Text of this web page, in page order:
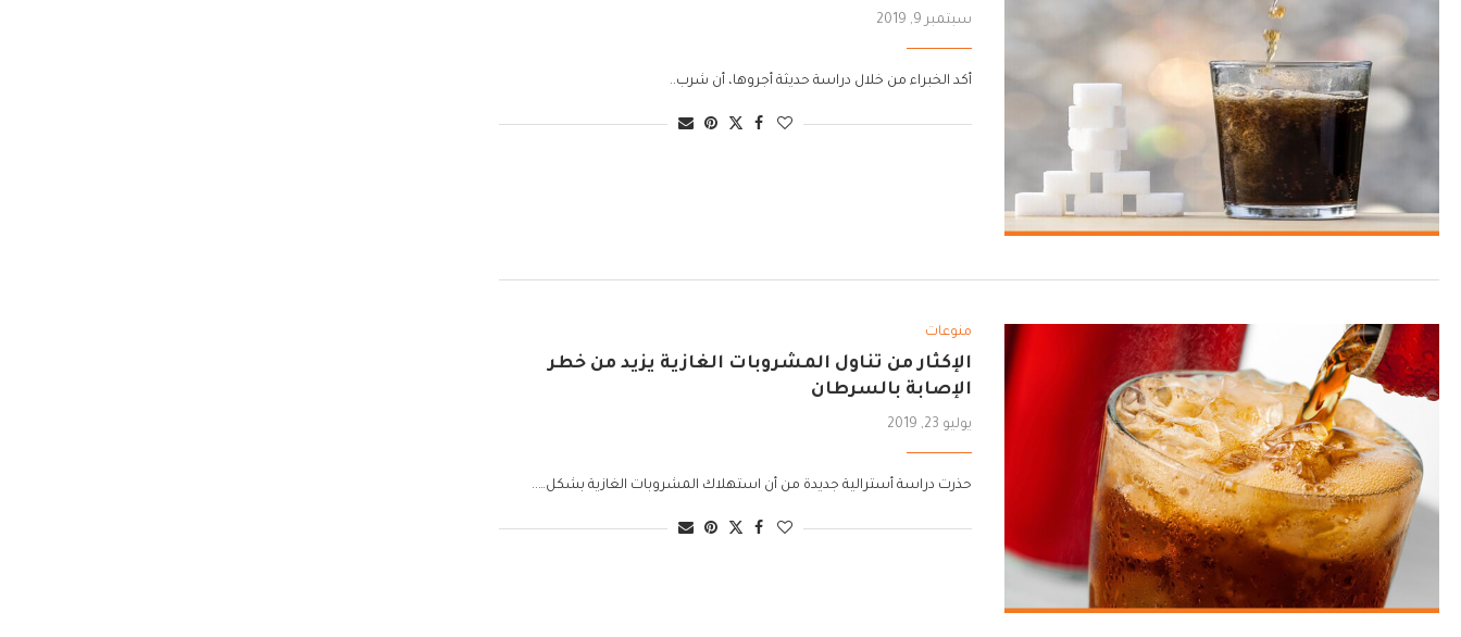
سبتمبر 9, 2019
أكد الخبراء من خلال دراسة حديثة أجروها، أن شرب..
منوعات
الإكثار من تناول المشروبات الغازية يزيد من خطر
الإصابة بالسرطان
يوليو 23, 2019
حذرت دراسة أسترالية جديدة من أن استهلاك المشروبات الغازية بشكل…..